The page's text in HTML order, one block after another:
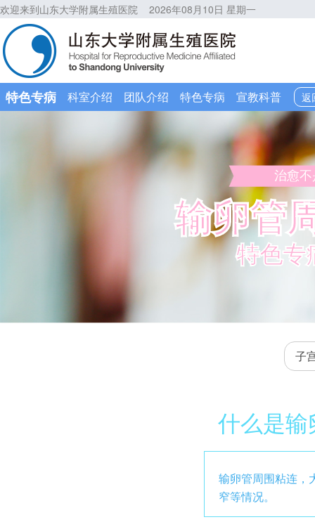
欢迎来到山东大学附属生殖医院 2026年08月10日 星期一
特色专病 科室介绍 团队介绍 特色专病 宣教科普 返
治愈
输卵管
特色专
子
什么是
输卵管周围粘连，
窄等情况。